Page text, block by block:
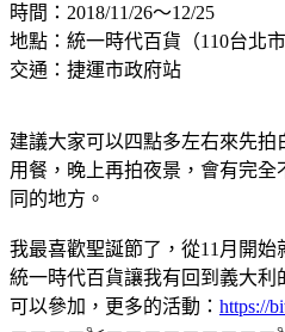
時間：2018/11/26～12/25
地點：統一時代百貨（110台北
交通：捷運市政府站
建議大家可以四點多左右來先
用餐，晚上再拍夜景，會有完
同的地方。
我最喜歡聖誕節了，從11月開始
統一時代百貨讓我有回到義大
可以參加，更多的活動： https://